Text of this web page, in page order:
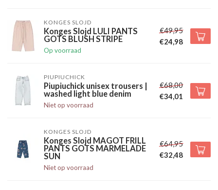
KONGES SLOJD
Konges Slojd LULI PANTS
GOTS BLUSH STRIPE
Op voorraad
€49,95
€24,98
PIUPIUCHICK
Piupiuchick unisex trousers |
washed light blue denim
Niet op voorraad
€68,00
€34,01
KONGES SLOJD
Konges Slojd MAGOT FRILL
PANTS GOTS MARMELADE
SUN
Niet op voorraad
€64,95
€32,48